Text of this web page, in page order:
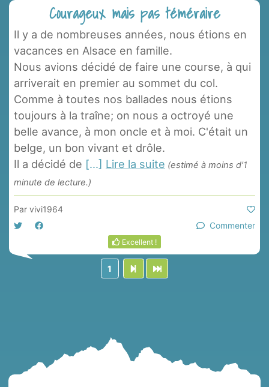
Courageux mais pas téméraire
Il y a de nombreuses années, nous étions en
vacances en Alsace en famille.
Nous avions décidé de faire une course, à qui
arriverait en premier au sommet du col.
Comme à toutes nos ballades nous étions
toujours à la traîne; on nous a octroyé une
belle avance, à mon oncle et à moi. C'était un
belge, un bon vivant et drôle.
Il a décidé de [...] Lire la suite (estimé à moins d'1
minute de lecture.)
Par vivi1964
Commenter
Excellent !
1